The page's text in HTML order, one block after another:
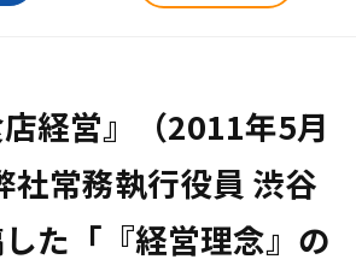
店経営』（2011年5月
社常務執行役員 渋谷
た「『経営理念』の